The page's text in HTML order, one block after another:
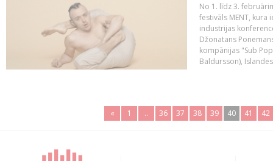
No 1. līdz 3.
festivāls MENT, kura
industrijas
Džonatans
kompānijas "Sub
Baldursson),
« 1 .. 36 37 38 39 40 41 42